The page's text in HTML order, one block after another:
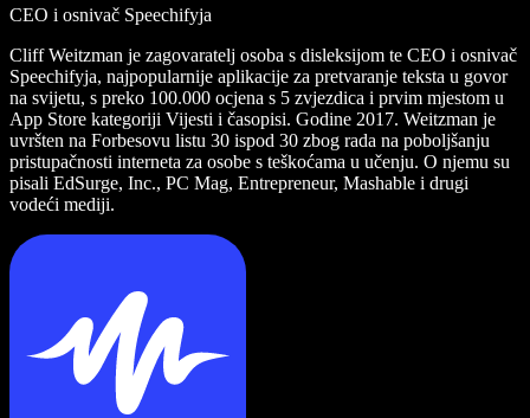
CEO i osnivač Speechifyja
Cliff Weitzman je zagovaratelj osoba s disleksijom te CEO i osnivač
Speechifyja, najpopularnije aplikacije za pretvaranje teksta u govor
na svijetu, s preko 100.000 ocjena s 5 zvjezdica i prvim mjestom u
App Store kategoriji Vijesti i časopisi. Godine 2017. Weitzman je
uvršten na Forbesovu listu 30 ispod 30 zbog rada na poboljšanju
pristupačnosti interneta za osobe s teškoćama u učenju. O njemu su
pisali EdSurge, Inc., PC Mag, Entrepreneur, Mashable i drugi
vodeći mediji.